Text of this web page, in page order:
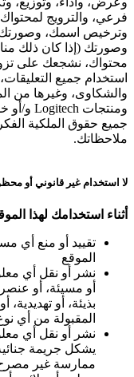
فرعي، والترويج
وترخيص اسمك، وصورتك،
وصورتك (إذا كان ذلك
محتواك، نشجعك على
استخدام جميع
والشكاوى، وغيرها من
جميع حقوق الملكية
ملاحظاتك.
لا استخدام غير قانوني أو
أثناء استخدامك لهذا
تقييد أو منع أي
الموقع
نشر أو نقل أي
أو مسيئة، أو
بذيئة، أو
المقبولة من أي
نشر أو نقل أي
يشكل جريمة
ممارسة غير مصرح